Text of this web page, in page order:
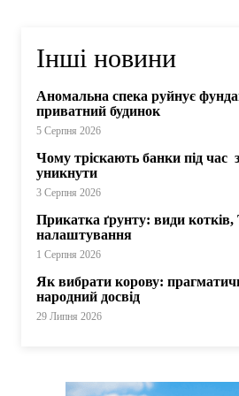
Інші новини
Аномальна спека руйнує
приватний будинок
5 Серпня 2026
Чому тріскають банки під час
уникнути
3 Серпня 2026
Прикатка ґрунту: види
налаштування
1 Серпня 2026
Як вибрати корову:
народний досвід
29 Липня 2026